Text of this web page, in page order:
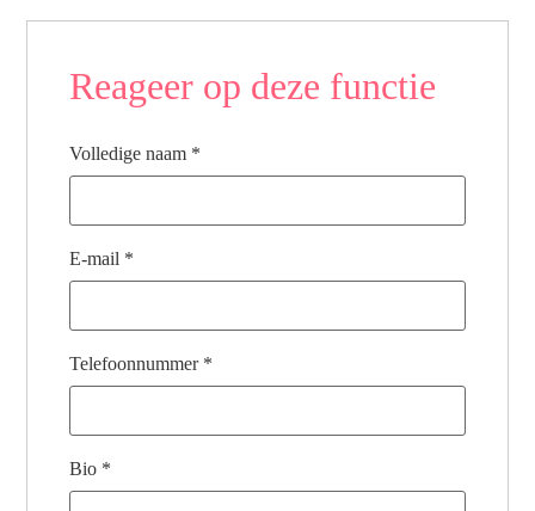
Reageer op deze functie
Volledige naam *
E-mail *
Telefoonnummer *
Bio *